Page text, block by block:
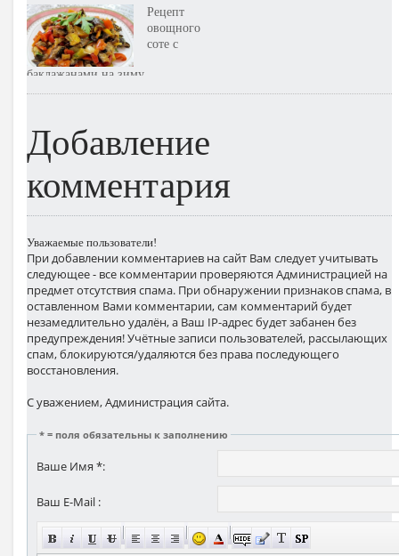
Рецепт
овощного
соте с
баклажанами на зиму
Добавление
комментария
Уважаемые пользователи!
При добавлении комментариев на сайт Вам следует учитывать
следующее - все комментарии проверяются Администрацией на
предмет отсутствия спама. При обнаружении признаков спама, в
оставленном Вами комментарии, сам комментарий будет
незамедлительно удалён, а Ваш IP-адрес будет забанен без
предупреждения! Учётные записи пользователей, рассылающих
спам, блокируются/удаляются без права последующего
восстановления.
С уважением, Администрация сайта.
* = поля обязательны к заполнению
Ваше Имя *:
Ваш E-Mail :